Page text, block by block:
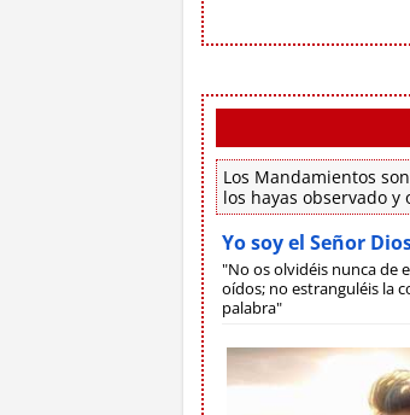
Los Mandamientos
los hayas observado
Yo soy el Señor
"No os olvidéis nunca de
oídos; no estranguléis la
palabra"